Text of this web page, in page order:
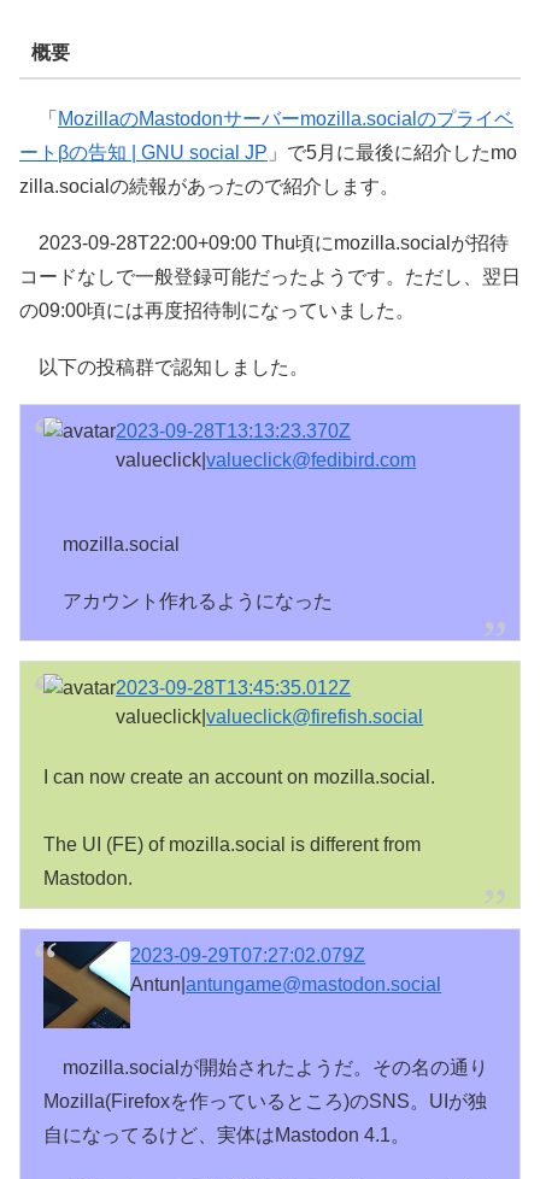
概要
「 MozillaのMastodonサーバーmozilla.socialのプライベ
ートβの告知 | GNU social JP 」で5月に最後に紹介したmo
zilla.socialの続報があったので紹介します。
2023-09-28T22:00+09:00 Thu頃にmozilla.socialが招待
コードなしで一般登録可能だったようです。ただし、翌日
の09:00頃には再度招待制になっていました。
以下の投稿群で認知しました。
2023-09-28T13:13:23.370Z
valueclick|valueclick@fedibird.com
mozilla.social
アカウント作れるようになった
2023-09-28T13:45:35.012Z
valueclick|valueclick@firefish.social
I can now create an account on mozilla.social.
The UI (FE) of mozilla.social is different from
Mastodon.
2023-09-29T07:27:02.079Z
Antun|antungame@mastodon.social
mozilla.socialが開始されたようだ。その名の通り
Mozilla(Firefoxを作っているところ)のSNS。UIが独
自になってるけど、実体はMastodon 4.1。